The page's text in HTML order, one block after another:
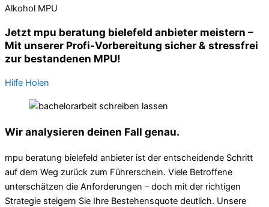
Alkohol MPU
Jetzt mpu beratung bielefeld anbieter meistern –
Mit unserer Profi-Vorbereitung sicher & stressfrei
zur bestandenen MPU!
Hilfe Holen
Wir analysieren deinen Fall genau.
mpu beratung bielefeld anbieter ist der entscheidende Schritt
auf dem Weg zurück zum Führerschein. Viele Betroffene
unterschätzen die Anforderungen – doch mit der richtigen
Strategie steigern Sie Ihre Bestehensquote deutlich. Unsere